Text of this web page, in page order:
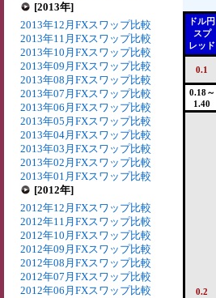
[2013年]
2013年12月FXスワップ比較
2013年11月FXスワップ比較
2013年10月FXスワップ比較
2013年09月FXスワップ比較
2013年08月FXスワップ比較
2013年07月FXスワップ比較
2013年06月FXスワップ比較
2013年05月FXスワップ比較
2013年04月FXスワップ比較
2013年03月FXスワップ比較
2013年02月FXスワップ比較
2013年01月FXスワップ比較
[2012年]
2012年12月FXスワップ比較
2012年11月FXスワップ比較
2012年10月FXスワップ比較
2012年09月FXスワップ比較
2012年08月FXスワップ比較
2012年07月FXスワップ比較
2012年06月FXスワップ比較
ドル円
スプ
レッド
0.1
0.18～
1.40
0.2